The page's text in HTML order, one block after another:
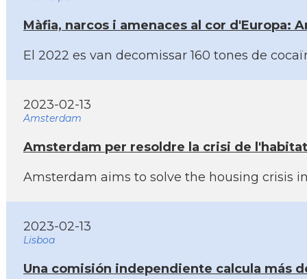
Màfia, narcos i amenaces al cor d'Europa:
El 2022 es van decomissar 160 tones de
2023-02-13
Amsterdam
Amsterdam per resoldre la crisi de
Amsterdam aims to solve the housing crisis
2023-02-13
Lisboa
Una comisión independiente calcula más